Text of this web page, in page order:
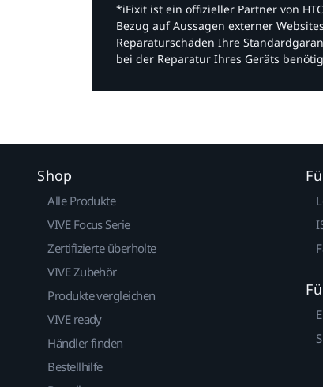
*iFixit ist ein offizieller Partner von
Bezug auf Aussagen externer
Reparaturschäden Ihre
bei der Reparatur Ihres Geräts
Shop
Alle Produkte
VIVE Focus Serie
Zertifizierte überholte
VIVE Zubehör
Produkte vergleichen
VIVE ready
Händler finden
Bestellhilfe